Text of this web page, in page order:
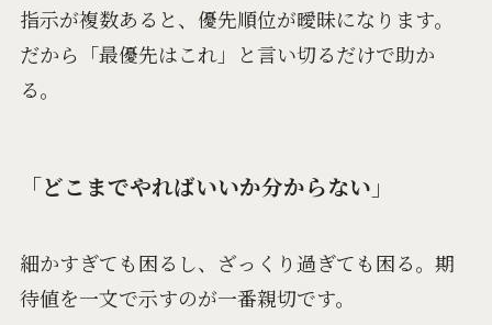
指示が複数あると、優先順位が曖昧になります。
だから「最優先はこれ」と言い切るだけで助か
る。
「どこまでやればいいか分からない」
細かすぎても困るし、ざっくり過ぎても困る。期
待値を一文で示すのが一番親切です。